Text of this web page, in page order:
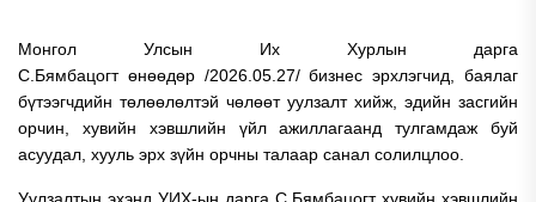
Монгол Улсын Их Хурлын дарга
С.Бямбацогт өнөөдөр /2026.05.27/ бизнес эрхлэгчид, баялаг
бүтээгчдийн төлөөлөлтэй чөлөөт уулзалт хийж, эдийн засгийн
орчин, хувийн хэвшлийн үйл ажиллагаанд тулгамдаж буй
асуудал, хууль эрх зүйн орчны талаар санал солилцлоо.